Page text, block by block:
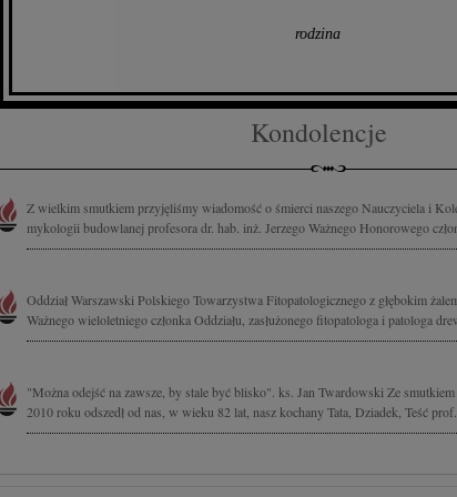
rodzina
Kondolencje
Z wielkim smutkiem przyjęliśmy wiadomość o śmierci naszego Nauczyciela i
mykologii budowlanej profesora dr. hab. inż. Jerzego Ważnego Honorowego
Oddział Warszawski Polskiego Towarzystwa Fitopatologicznego z głębokim
Ważnego wieloletniego członka Oddziału, zasłużonego fitopatologa i patologa
"Można odejść na zawsze, by stale być blisko". ks. Jan Twardowski Ze
2010 roku odszedł od nas, w wieku 82 lat, nasz kochany Tata, Dziadek, Teść prof.